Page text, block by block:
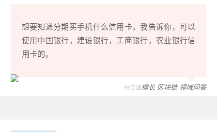
想要知道分期买手机什么信用卡，我告诉你，可以
使用中国银行，建设银行，工商银行，农业银行信
用卡的。
兴访烟 擅长 区块链 领域问答